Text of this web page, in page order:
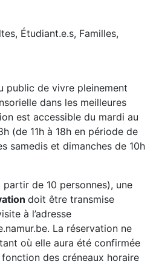
Étudiant.e.s, Familles,
public de vivre pleinement
dans les meilleures
est accessible du mardi au
(de 11h à 18h en période de
samedis et dimanches de 10h
partir de 10 personnes), une
doit être transmise
à l’adresse
La réservation ne
où elle aura été confirmée
des créneaux horaire